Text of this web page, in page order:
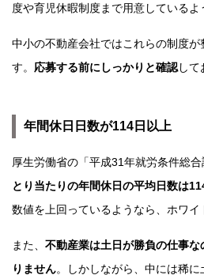
度や育児休暇制度まで用意しているよ
中小の不動産会社ではこれらの制度が
す。 応募する前にしっかりと確認して
年間休日日数が114日以上
厚生労働省の「平成31年就労条件総合
とり当たりの年間休日の平均日数は
数値を上回っているようなら、ホワイ
また、 不動産業は土日が勝負の仕事
りません。しかしながら、中には稀